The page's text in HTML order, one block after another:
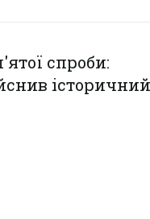
спроби:
історичний